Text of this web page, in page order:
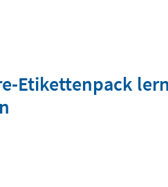
Etikettenpack